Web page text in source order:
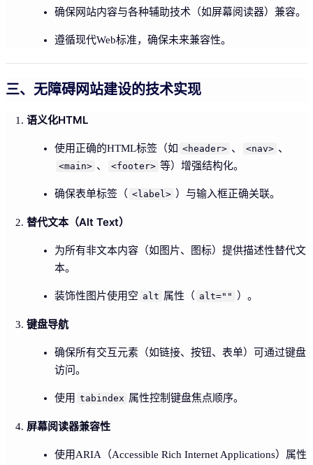
确保网站内容与各种辅助技术（如屏幕阅读器）兼容。
遵循现代Web标准，确保未来兼容性。
三、无障碍网站建设的技术实现
语义化HTML
使用正确的HTML标签（如 <header> 、 <nav> 、
<main> 、 <footer> 等）增强结构化。
确保表单标签（ <label> ）与输入框正确关联。
替代文本（Alt Text）
为所有非文本内容（如图片、图标）提供描述性替代文
本。
装饰性图片使用空 alt 属性（ alt="" ）。
键盘导航
确保所有交互元素（如链接、按钮、表单）可通过键盘
访问。
使用 tabindex 属性控制键盘焦点顺序。
屏幕阅读器兼容性
使用ARIA（Accessible Rich Internet Applications）属性